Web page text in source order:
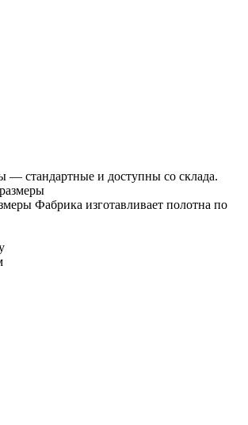
— стандартные и доступны со склада.
Фабрика изготавливает полотна по